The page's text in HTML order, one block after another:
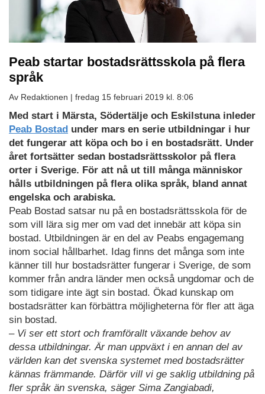
Peab startar bostadsrättsskola på flera
språk
Av Redaktionen | fredag 15 februari 2019 kl. 8:06
Med start i Märsta, Södertälje och Eskilstuna inleder
Peab Bostad under mars en serie utbildningar i hur
det fungerar att köpa och bo i en bostadsrätt. Under
året fortsätter sedan bostadsrättsskolor på flera
orter i Sverige. För att nå ut till många människor
hålls utbildningen på flera olika språk, bland annat
engelska och arabiska.
Peab Bostad satsar nu på en bostadsrättsskola för de
som vill lära sig mer om vad det innebär att köpa sin
bostad. Utbildningen är en del av Peabs engagemang
inom social hållbarhet. Idag finns det många som inte
känner till hur bostadsrätter fungerar i Sverige, de som
kommer från andra länder men också ungdomar och de
som tidigare inte ägt sin bostad. Ökad kunskap om
bostadsrätter kan förbättra möjligheterna för fler att äga
sin bostad.
– Vi ser ett stort och framförallt växande behov av
dessa utbildningar. Är man uppväxt i en annan del av
världen kan det svenska systemet med bostadsrätter
kännas främmande. Därför vill vi ge saklig utbildning på
fler språk än svenska, säger Sima Zangiabadi,